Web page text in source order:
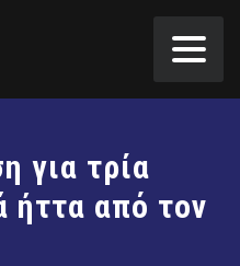
για τρία
ήττα από τον